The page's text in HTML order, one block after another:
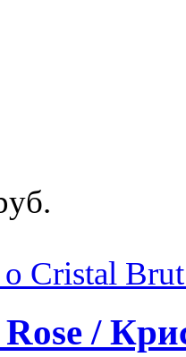
о Cristal
/